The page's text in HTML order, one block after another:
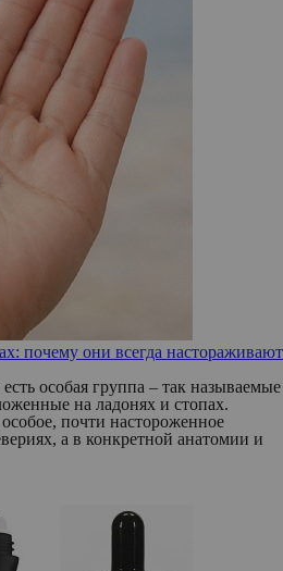
почему они всегда настораживают
особая группа – так называемые
на ладонях и стопах.
почти настороженное
а в конкретной анатомии и